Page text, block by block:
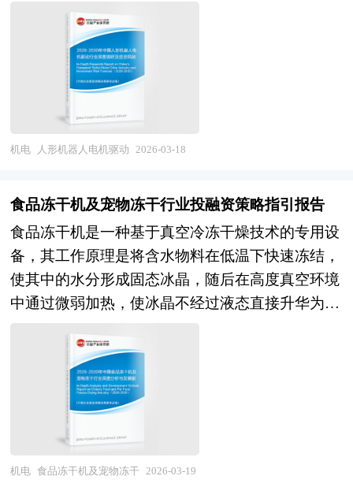
行业将在"制造强国"战略与"智能制造"工程的双重
驱动下，进入国产替代深化与高端应用突破的新阶
段。从市场前景看，制造业转型升级与劳动力成本
上升持续释放自动化需求，新能源汽车、动力电
池、光伏、半导体等战略性新兴产业扩张拉动专用
机器人需求，存量机器人更新换代与智能化升级创
面，具备核心零部件自主能力、整机设计制造能
力、行业解决方案能力及全球化服务网络的头部企
业将确立主导地位，行业集中度加速提升，专业化
企业在细分领域形成技术壁垒，跨界融合（AI、视
觉、力控、工艺）催生新型机器人技术公司，而技
汰或整合。总体而言，工业机器人行业正经历
从"规模扩张"向"质量效益"、从"替代人工"向"赋能
制造"、从"单机自动化"向"智能产线"的历史性转
变，2026-2030年将是智能化能力成熟、协作机器
人普及、行业解决方案深化、全球化竞争力提升的
关键窗口期，深刻理解智能制造演进规律与制造业
购。公司兼并是指经由转移公司所有权的形式，一
家或多家公司的全部资产与责任不需经过清算都转
移为另一公司所有，而接受全部资产与责任的另一
公司仍然完全以自身名义继续运行。公司收购则是
指一家公司经由收购另一公司的股票或股份等方
式，取得该另一公司的控制权或管理权。企业在并
购及资产重组活动中会涉及到诸多专业问题，比如
组方式的选择、融资方式的选择，并购成本的控
制，并购的法律问题等等，面对这些问题，企业内
部因缺乏专业人才往往难以正确处理，因而必须委
托专业的顾问机构协助。 本报告由中研普华咨询
公司领衔撰写，在大量周密的市场调研基础上，主
委、国家商务部、超导材料行业相关协会、中国行
业研究网等国家部门、行业协会、国内外相关报刊
杂志发表公布的基础信息以及专业研究机构公布和
提供的大量资料，对我国超导材料行业的发展状
况、竞争情况、发展趋势、行业技术等背景进行了
分析，并重点分析了我国超导材料行业兼并重组机
力源，结合驱动器、传感器与控制算法，形成一个
高度集成的机电一体化架构，能够在极小体积内输
出高功率密度的扭矩，满足人形机器人在复杂环境
中完成行走、平衡、抓取等拟人化动作的需求。
电机作为“心脏”，负责产生驱动转矩，通常采用无
框力矩电机、空心杯电机或伺服电机等高性能类
动器则扮演“神经系统”的角色，实时调节电流、电
制，并支持FOC矢量控制、SVPWM调制等先进算
法，确保运动平顺性与能效最优。系统普遍采用
48V直流母线供电，配合多级电源管理单元
（PMU）为控制芯片、传感器与通信模块提供稳定
电压，同时集成过流、过压、过温等安全监测电
路，在数百纳秒内响应异常状态，保障系统可靠
性。 在控制结构上，电机驱动多采用闭环反馈机
制，依赖编码器、霍尔传感器或旋变装置实时采集
转子位置与运动参数，形成电流环、速度环与位置
环的三环控制，实现微秒级动态调节。为适应人形
机器人对轻量化与小型化的严苛要求，驱动系统常
机电 人形机器人电机驱动 2026-03-18
食品冻干机及宠物冻干行业投融资策略指引报告
食品冻干机是一种基于真空冷冻干燥技术的专用设
备，其工作原理是将含水物料在低温下快速冻结，
使其中的水分形成固态冰晶，随后在高度真空环境
中通过微弱加热，使冰晶不经过液态直接升华为水
度脱水。该过程分为预冻、升华干燥和解析干燥三
个阶段，能够在最大限度保留物料原有色、香、
味、形及热敏性营养成分（如维生素、酶类、活性
蛋白）的同时，显著延长保质期，且无需添加防腐
剂。由于其低温、低压的处理特性，食品冻干机广
泛应用于果蔬、肉类、海鲜、速食食品、调味品及
机电 食品冻干机及宠物冻干 2026-03-19